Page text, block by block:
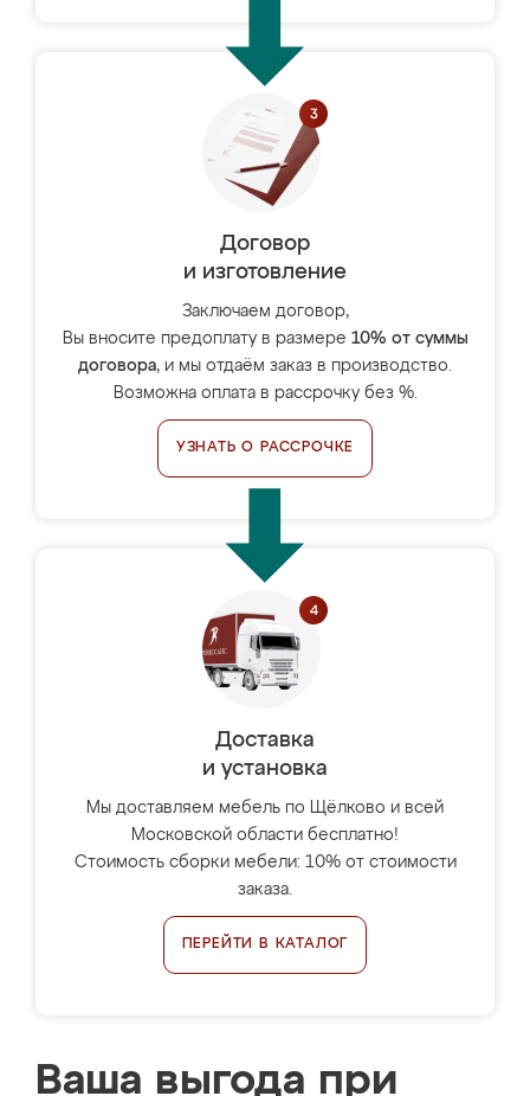
Договор
и изготовление
Заключаем договор,
Вы вносите предоплату в размере 10% от суммы
договора, и мы отдаём заказ в производство.
Возможна оплата в рассрочку без %.
УЗНАТЬ О РАССРОЧКЕ
Доставка
и установка
Мы доставляем мебель по Щёлково и всей
Московской области бесплатно!
Стоимость сборки мебели: 10% от стоимости
заказа.
ПЕРЕЙТИ В КАТАЛОГ
Ваша выгода при